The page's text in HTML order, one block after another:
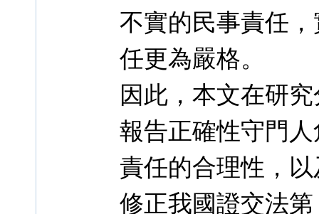
不實的民事責任
任更為嚴格。
因此，本文在研
報告正確性守門
責任的合理性，
修正我國證交法